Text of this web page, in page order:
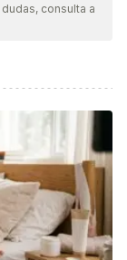
fue
Torrejón, C.
en la salud.
prevention of
51-58.
serum
for or against
consulta a